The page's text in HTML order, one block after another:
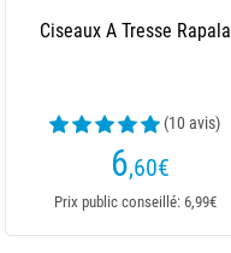
Ciseaux A Tresse Rapala
(10 avis)
6,60€
Prix public conseillé: 6,99€